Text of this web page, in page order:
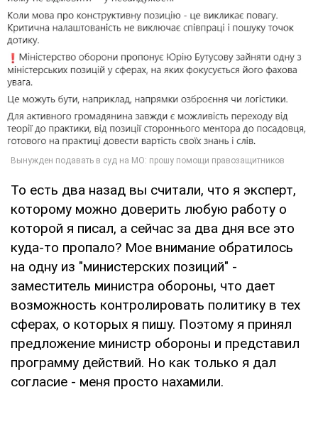
То есть два назад вы считали, что я эксперт,
которому можно доверить любую работу о
которой я писал, а сейчас за два дня все это
куда-то пропало? Мое внимание обратилось
на одну из "министерских позиций" -
заместитель министра обороны, что дает
возможность контролировать политику в тех
сферах, о которых я пишу. Поэтому я принял
предложение министр обороны и представил
программу действий. Но как только я дал
согласие - меня просто нахамили.